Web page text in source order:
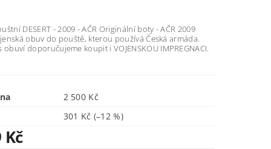
DESERT - 2009 - AČR Originální boty - AČR 2009
obuv do pouště, kterou používá Česká armáda.
obuví doporučujeme koupit i VOJENSKOU IMPREGNACI.
2 500 Kč
301 Kč (–12 %)
Kč